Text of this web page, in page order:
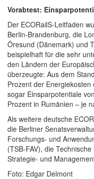
Vorabtest:
Der ECORailS-Leitfaden
Berlin-Brandenburg, die
Öresund (Dänemark) und
beispielhaft für die sehr
den Ländern der
überzeugte: Aus dem
Prozent der
sogar Einsparpotentiale
Prozent in Rumänien – je
Als weitere deutsche
die Berliner
Forschungs- und
(TSB-FAV), die
Strategie- und
Foto: Edgar Delmont